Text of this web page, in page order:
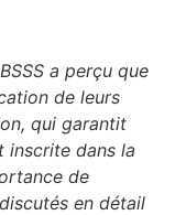
BSSS a perçu que
de leurs
qui garantit
inscrite dans la
de
en détail